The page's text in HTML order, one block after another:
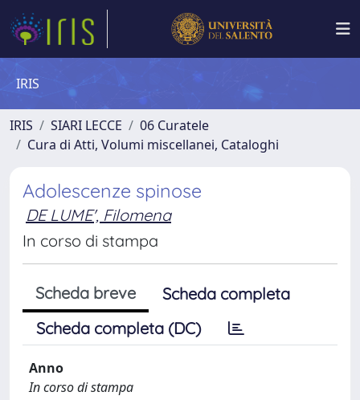
IRIS
IRIS SIARI LECCE
06 Curatele
Cura di Atti, Volumi miscellanei, Cataloghi
Adolescenze spinose
DE LUME', Filomena
In corso di stampa
Scheda breve
Scheda completa
Scheda completa (DC)
Anno
In corso di stampa